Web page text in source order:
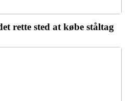
rette sted at købe ståltag